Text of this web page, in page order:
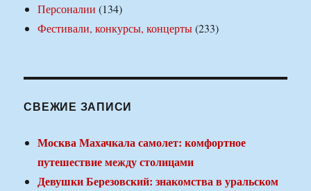
Персоналии (134)
Фестивали, конкурсы, концерты(233)
СВЕЖИЕ ЗАПИСИ
Москва Махачкала самолет: комфортное
путешествие между столицами
Девушки Березовский: знакомства в уральском